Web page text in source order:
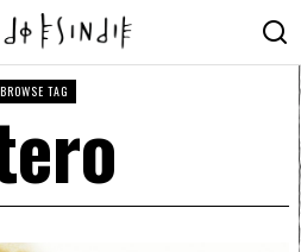
BROWSE TAG